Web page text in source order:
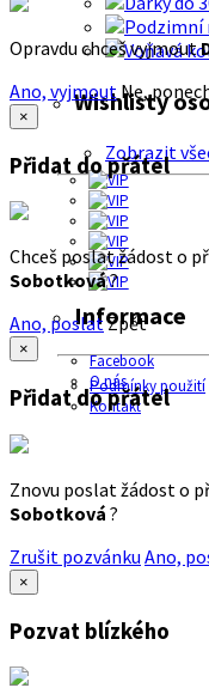
Wishlisty
Zobrazit
Informace
Facebook
O nás
Podmínky použití
Kontakt
Opravdu chceš vyjmout
Ano, vyjmout Ne,
×
Přidat do přátel
Chceš poslat žádost o
Sobotková?
Ano, poslatZpět
×
Přidat do přátel
Znovu poslat žádost o
Sobotková ?
Zrušit pozvánku Ano,
×
Pozvat blízkého